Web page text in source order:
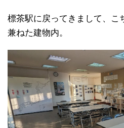
標茶駅に戻ってきまして、こ
兼ねた建物内。